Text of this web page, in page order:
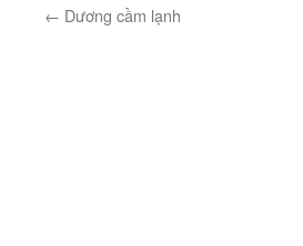
← Dương cầm lạnh